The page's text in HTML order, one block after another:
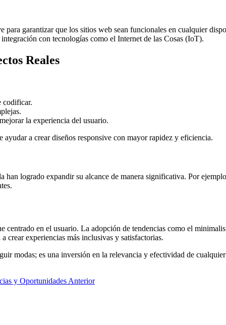
para garantizar que los sitios web sean funcionales en cualquier
con tecnologías como el Internet de las Cosas (IoT).
Reales
codificar.
la experiencia del usuario.
a crear diseños responsive con mayor rapidez y eficiencia.
han logrado expandir su alcance de manera significativa. Por
centrado en el usuario. La adopción de tendencias como el
crear experiencias más inclusivas y satisfactorias.
modas; es una inversión en la relevancia y efectividad de
y Oportunidades Anterior